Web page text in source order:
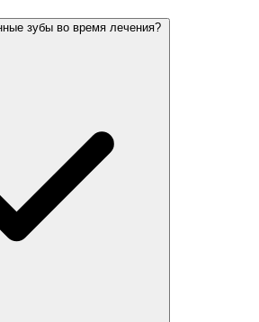
зубы во время лечения?